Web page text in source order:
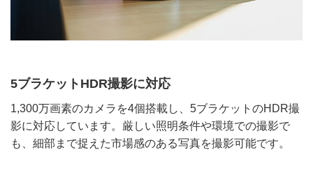
5ブラケットHDR撮影に対応
1,300万画素のカメラを4個搭載し、5ブラケットのHDR撮
影に対応しています。厳しい照明条件や環境での撮影で
も、細部まで捉えた市場感のある写真を撮影可能です。